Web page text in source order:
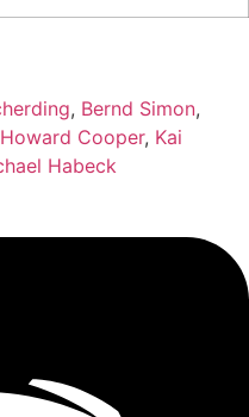
, Bernd Simon,
Howard Cooper, Kai
Habeck